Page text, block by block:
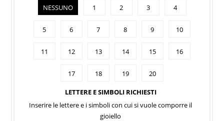
NESSUNO
1 2 3 4
5 6 7 8 9 10
11 12 13 14 15 16
17 18 19 20
LETTERE E SIMBOLI RICHIESTI
Inserire le lettere e i simboli con cui si vuole comporre il
gioiello